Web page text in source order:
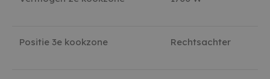
Positie 3e kookzone Rechtsachter